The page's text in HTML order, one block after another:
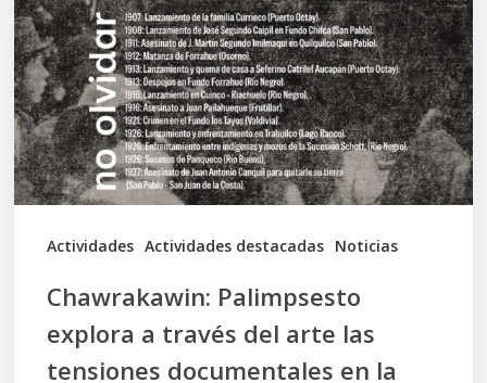
Actividades Actividades destacadas Noticias
a
través
del
arte
las
tensiones
documentales
memoria
Chawrakawin: Palimpsesto
explora a través del arte las
tensiones documentales en la